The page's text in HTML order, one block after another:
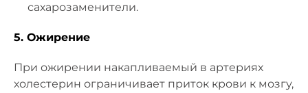
сахарозаменители.
5. Ожирение
При ожирении накапливаемый в артериях
холестерин ограничивает приток крови к мозгу,